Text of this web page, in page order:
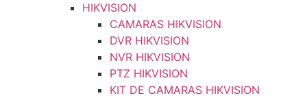
HIKVISION
CAMARAS HIKVISION
DVR HIKVISION
NVR HIKVISION
PTZ HIKVISION
KIT DE CAMARAS HIKVISION